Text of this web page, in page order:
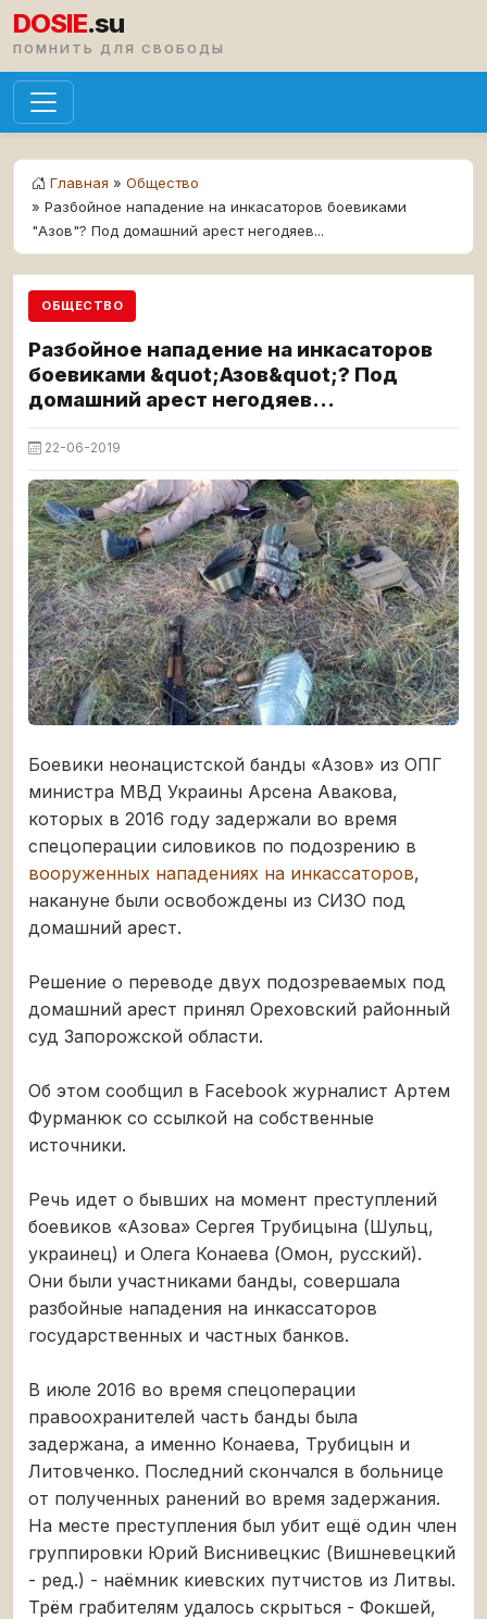
DOSIE.su
ПОМНИТЬ ДЛЯ СВОБОДЫ
Главная » Общество
» Разбойное нападение на инкасаторов боевиками
"Азов"? Под домашний арест негодяев...
ОБЩЕСТВО
Разбойное нападение на инкасаторов
боевиками &quot;Азов&quot;? Под
домашний арест негодяев...
22-06-2019
Боевики неонацистской банды «Азов» из ОПГ
министра МВД Украины Арсена Авакова,
которых в 2016 году задержали во время
спецоперации силовиков по подозрению в
вооруженных нападениях на инкассаторов,
накануне были освобождены из СИЗО под
домашний арест.
Решение о переводе двух подозреваемых под
домашний арест принял Ореховский районный
суд Запорожской области.
Об этом сообщил в Facebook журналист Артем
Фурманюк со ссылкой на собственные
источники.
Речь идет о бывших на момент преступлений
боевиков «Азова» Сергея Трубицына (Шульц,
украинец) и Олега Конаева (Омон, русский).
Они были участниками банды, совершала
разбойные нападения на инкассаторов
государственных и частных банков.
В июле 2016 во время спецоперации
правоохранителей часть банды была
задержана, а именно Конаева, Трубицын и
Литовченко. Последний скончался в больнице
от полученных ранений во время задержания.
На месте преступления был убит ещё один член
группировки Юрий Виснивецкис (Вишневецкий
- ред.) - наёмник киевских путчистов из Литвы.
Трём грабителям удалось скрыться - Фокшей,